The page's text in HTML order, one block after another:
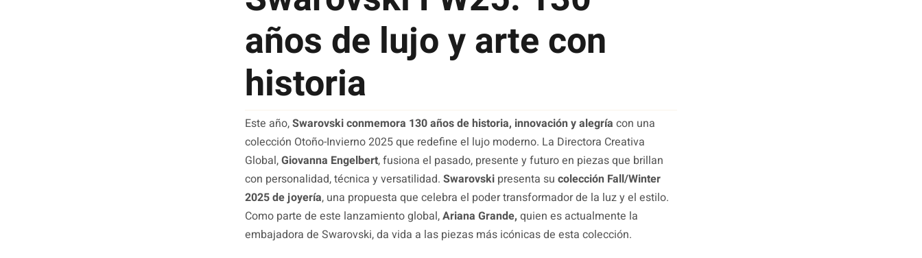
años de lujo y arte con
historia
Este año,Swarovski conmemora 130 años de historia, innovación y alegría con una
colección Otoño-Invierno 2025 que redefine el lujo moderno. La Directora Creativa
Global,Giovanna Engelbert, fusiona el pasado, presente y futuro en piezas que brillan
con personalidad, técnica y versatilidad. Swarovski presenta su colección Fall/Winter
2025 de joyería, una propuesta que celebra el poder transformador de la luz y el estilo.
Como parte de este lanzamiento global,Ariana Grande, quien es actualmente la
embajadora de Swarovski, da vida a las piezas más icónicas de esta colección.